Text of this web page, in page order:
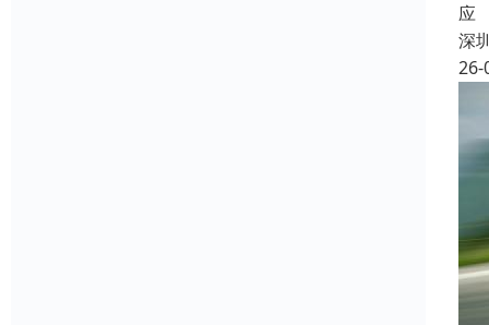
应
深
26-